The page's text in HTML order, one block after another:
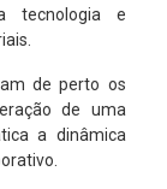
tecnologia e
de perto os
de uma
a dinâmica